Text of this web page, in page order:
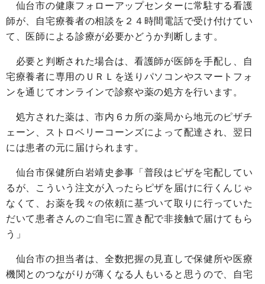
仙台市の健康フォローアップセンターに常駐する看護
師が、自宅療養者の相談を２４時間電話で受け付けてい
て、医師による診療が必要かどうか判断します。
必要と判断された場合は、看護師が医師を手配し、自
宅療養者に専用のＵＲＬを送りパソコンやスマートフォ
ンを通じてオンラインで診察や薬の処方を行います。
処方された薬は、市内６カ所の薬局から地元のピザチ
ェーン、ストロベリーコーンズによって配達され、翌日
には患者の元に届けられます。
仙台市保健所白岩靖史参事「普段はピザを宅配してい
るが、こういう注文が入ったらピザを届けに行くんじゃ
なくて、お薬を我々の依頼に基づいて取りに行っていた
だいて患者さんのご自宅に置き配で非接触で届けてもら
う」
仙台市の担当者は、全数把握の見直しで保健所や医療
機関とのつながりが薄くなる人もいると思うので、自宅